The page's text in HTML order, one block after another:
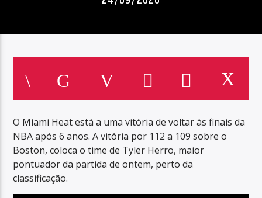
O Miami Heat está a uma vitória de voltar às finais da
NBA após 6 anos. A vitória por 112 a 109 sobre o
Boston, coloca o time de Tyler Herro, maior
pontuador da partida de ontem, perto da
classificação.